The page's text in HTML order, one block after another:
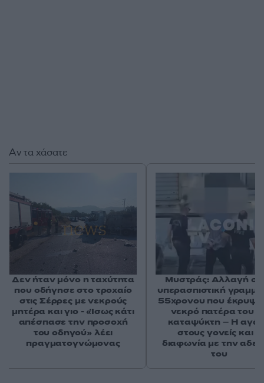
Αν τα χάσατε
Δεν ήταν μόνο η ταχύτητα
που οδήγησε στο τροχαίο
στις Σέρρες με νεκρούς
μητέρα και γιο - «Ίσως κάτι
απέσπασε την προσοχή
του οδηγού» λέει
πραγματογνώμονας
Μυστράς: Αλλαγή
υπερασπιστική
55χρονου που έκρυψε
νεκρό πατέρα του
καταψύκτη – Η
στους γονείς και η
διαφωνία με την
του